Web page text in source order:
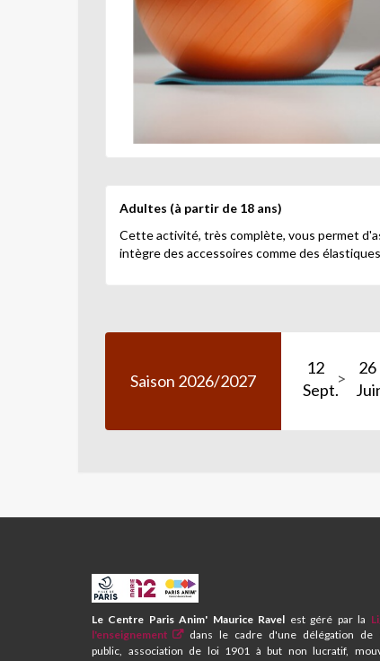
Adultes (à partir de 18 ans)
Cette activité, très complète, vous permet
intègre des accessoires comme des
Saison 2026/2027
12
Sept.
26
CPA
ET
CENTRE
SOCIAL
MAURICE
Le Centre Paris Anim' Maurice Ravel est géré par la
l'enseignement
dans le cadre d'une délégation de
public, association de loi 1901 à but non lucratif,